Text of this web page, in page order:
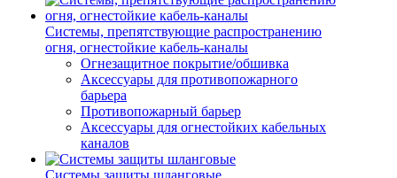
Системы, препятствующие распространению
огня, огнестойкие кабель-каналы
Огнезащитное покрытие/обшивка
Аксессуары для противопожарного
барьера
Противопожарный барьер
Аксессуары для огнестойких кабельных
каналов
Системы защиты шланговые